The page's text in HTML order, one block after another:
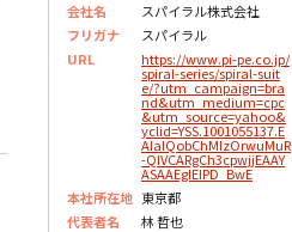
会社名
スパイラル株式会社
フリガナ
スパイラル
URL
https://www.pi-pe.co.jp/
spiral-series/spiral-suit
e/?utm_campaign=bra
nd&utm_medium=cpc
&utm_source=yahoo&
yclid=YSS.1001055137.E
AIaIQobChMIzOrwuMuR
-QIVCARgCh3cpwjjEAAY
ASAAEgIEIPD_BwE
本社所在地 東京都
代表者名
林 哲也